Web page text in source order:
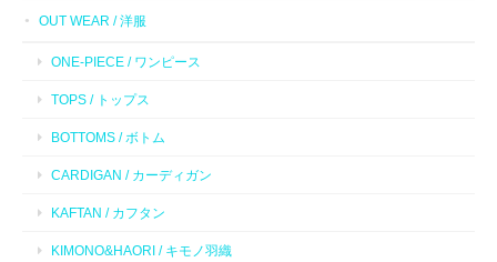
OUT WEAR / 洋服
ONE-PIECE / ワンピース
TOPS / トップス
BOTTOMS / ボトム
CARDIGAN / カーディガン
KAFTAN / カフタン
KIMONO&HAORI / キモノ羽織